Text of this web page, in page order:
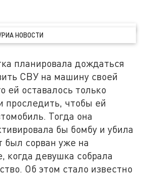
РИА НОВОСТИ
планировала дождаться
СВУ на машину своей
ей оставалось только
проследить, чтобы ей
Тогда она
бы бомбу и убила
был сорван уже на
когда девушка собрала
Об этом стало известно